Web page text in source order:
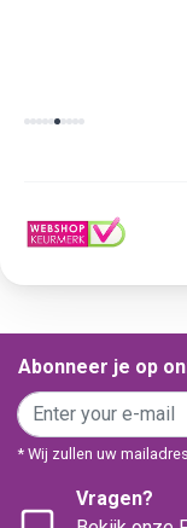
Abonneer je op
* Wij zullen uw
Vragen?